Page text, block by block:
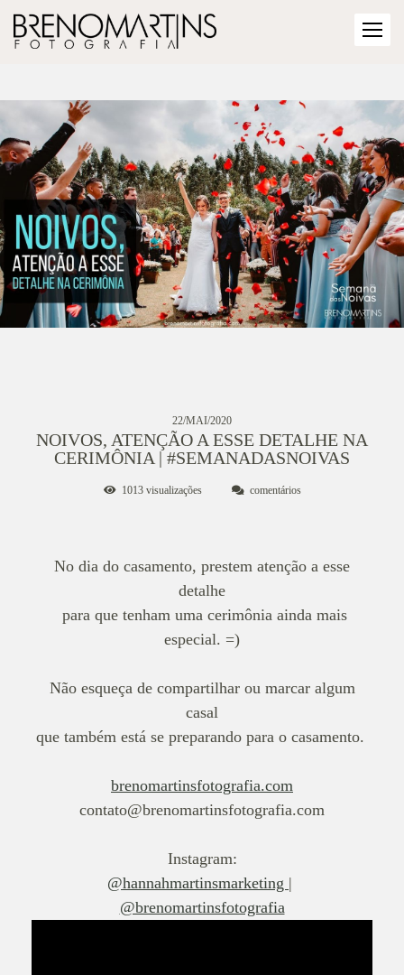
22/MAI/2020
NOIVOS, ATENÇÃO A ESSE DETALHE NA
CERIMÔNIA | #SEMANADASNOIVAS
1013visualizações comentários
No dia do casamento, prestem atenção a esse
detalhe
para que tenham uma cerimônia ainda mais
especial. =)
Não esqueça de compartilhar ou marcar algum
casal
que também está se preparando para o casamento.
brenomartinsfotografia.com
contato@brenomartinsfotografia.com
Instagram:
@hannahmartinsmarketing |
@brenomartinsfotografia